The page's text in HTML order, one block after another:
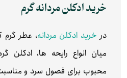
خرید ادکلن مردانه گرم
در خرید ادکلن مردانه، عطر گرم
میان انواع رایحه‌ ها، ادکلن
محبوب برای فصول سرد و